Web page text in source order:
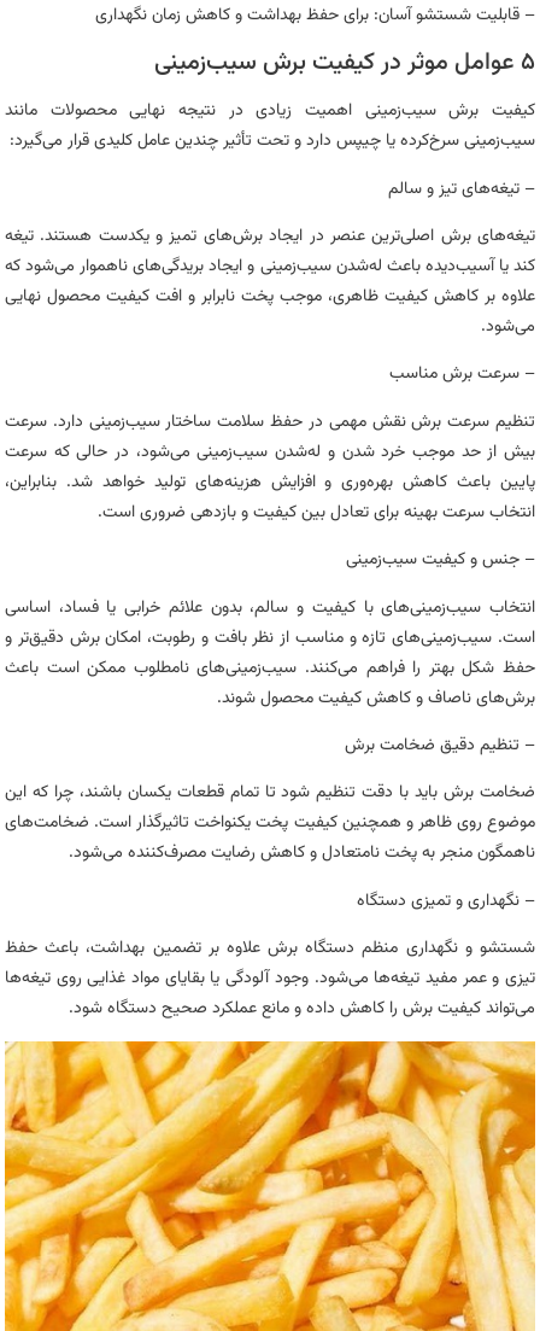
– قابلیت شستشو آسان: برای حفظ بهداشت و کاهش زمان نگهداری
۵ عوامل موثر در کیفیت برش سیب‌زمینی
کیفیت برش سیب‌زمینی اهمیت زیادی در نتیجه نهایی محصولات مانند
سیب‌زمینی سرخ‌کرده یا چیپس دارد و تحت تأثیر چندین عامل کلیدی قرار می‌گیرد:
– تیغه‌های تیز و سالم
تیغه‌های برش اصلی‌ترین عنصر در ایجاد برش‌های تمیز و یکدست هستند. تیغه
کند یا آسیب‌دیده باعث له‌شدن سیب‌زمینی و ایجاد بریدگی‌های ناهموار می‌شود که
علاوه بر کاهش کیفیت ظاهری، موجب پخت نابرابر و افت کیفیت محصول نهایی
می‌شود.
– سرعت برش مناسب
تنظیم سرعت برش نقش مهمی در حفظ سلامت ساختار سیب‌زمینی دارد. سرعت
بیش از حد موجب خرد شدن و له‌شدن سیب‌زمینی می‌شود، در حالی که سرعت
پایین باعث کاهش بهره‌وری و افزایش هزینه‌های تولید خواهد شد. بنابراین،
انتخاب سرعت بهینه برای تعادل بین کیفیت و بازدهی ضروری است.
– جنس و کیفیت سیب‌زمینی
انتخاب سیب‌زمینی‌های با کیفیت و سالم، بدون علائم خرابی یا فساد، اساسی
است. سیب‌زمینی‌های تازه و مناسب از نظر بافت و رطوبت، امکان برش دقیق‌تر و
حفظ شکل بهتر را فراهم می‌کنند. سیب‌زمینی‌های نامطلوب ممکن است باعث
برش‌های ناصاف و کاهش کیفیت محصول شوند.
– تنظیم دقیق ضخامت برش
ضخامت برش باید با دقت تنظیم شود تا تمام قطعات یکسان باشند، چرا که این
موضوع روی ظاهر و همچنین کیفیت پخت یکنواخت تاثیرگذار است. ضخامت‌های
ناهمگون منجر به پخت نامتعادل و کاهش رضایت مصرف‌کننده می‌شود.
– نگهداری و تمیزی دستگاه
شستشو و نگهداری منظم دستگاه برش علاوه بر تضمین بهداشت، باعث حفظ
تیزی و عمر مفید تیغه‌ها می‌شود. وجود آلودگی یا بقایای مواد غذایی روی تیغه‌ها
می‌تواند کیفیت برش را کاهش داده و مانع عملکرد صحیح دستگاه شود.